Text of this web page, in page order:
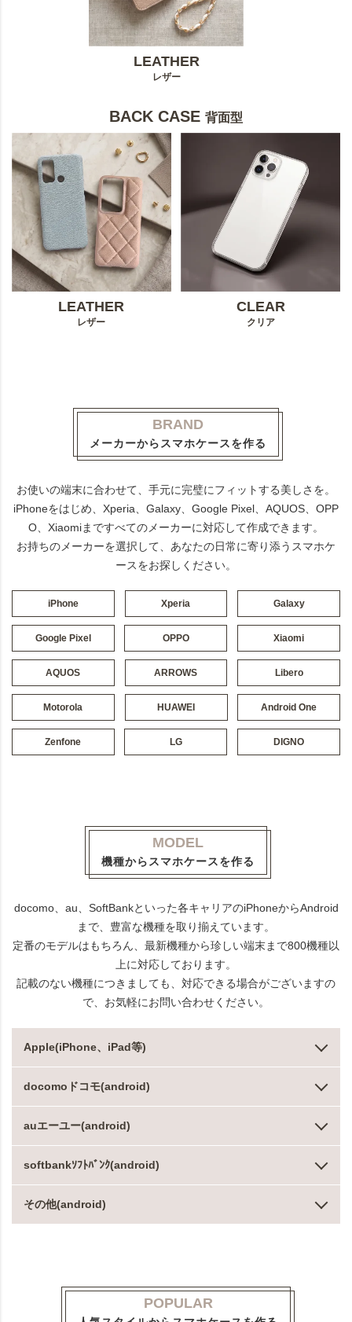
LEATHER
レザー
BACK CASE 背面型
LEATHER
レザー
CLEAR
クリア
BRAND
メーカーからスマホケースを作る
お使いの端末に合わせて、手元に完璧にフィットする美しさを。
iPhoneをはじめ、Xperia、Galaxy、Google Pixel、AQUOS、OPP
O、Xiaomiまですべてのメーカーに対応して作成できます。
お持ちのメーカーを選択して、あなたの日常に寄り添うスマホケ
ースをお探しください。
iPhone Xperia Galaxy
Google Pixel OPPO Xiaomi
AQUOS ARROWS Libero
Motorola HUAWEI Android One
Zenfone LG DIGNO
MODEL
機種からスマホケースを作る
docomo、au、SoftBankといった各キャリアのiPhoneからAndroid
まで、豊富な機種を取り揃えています。
定番のモデルはもちろん、最新機種から珍しい端末まで800機種以
上に対応しております。
記載のない機種につきましても、対応できる場合がございますの
で、お気軽にお問い合わせください。
Apple(iPhone、iPad等)
docomoドコモ(android)
auエーユー(android)
softbankｿﾌﾄﾊﾞﾝｸ(android)
その他(android)
POPULAR